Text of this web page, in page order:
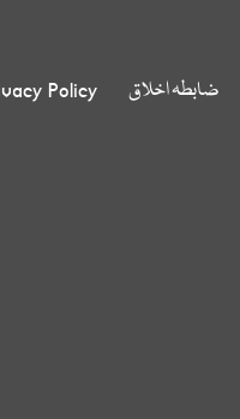
ضابطہ اخلاق Policy